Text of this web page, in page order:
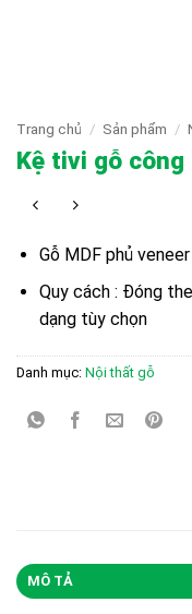
Trang chủ / Sản phẩm /
Kệ tivi gỗ công
Gỗ MDF phủ
Quy cách : Đóng
dạng tùy chọn
Danh mục: Nội thất gỗ
MÔ TẢ